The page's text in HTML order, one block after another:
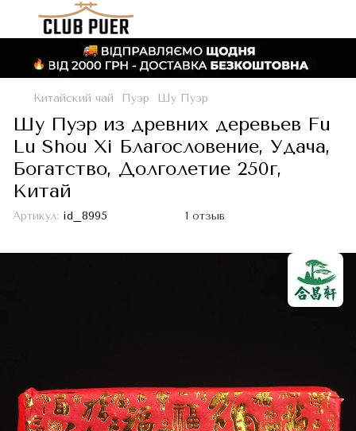
Китайский чай Пуэр Шу Пуэр
Шу Пуэр из древних деревьев Fu
Lu Shou Xi Благословение, Удача,
Богатство, Долголетие 250г,
Китай
Артикул: id_8995 1 отзыв